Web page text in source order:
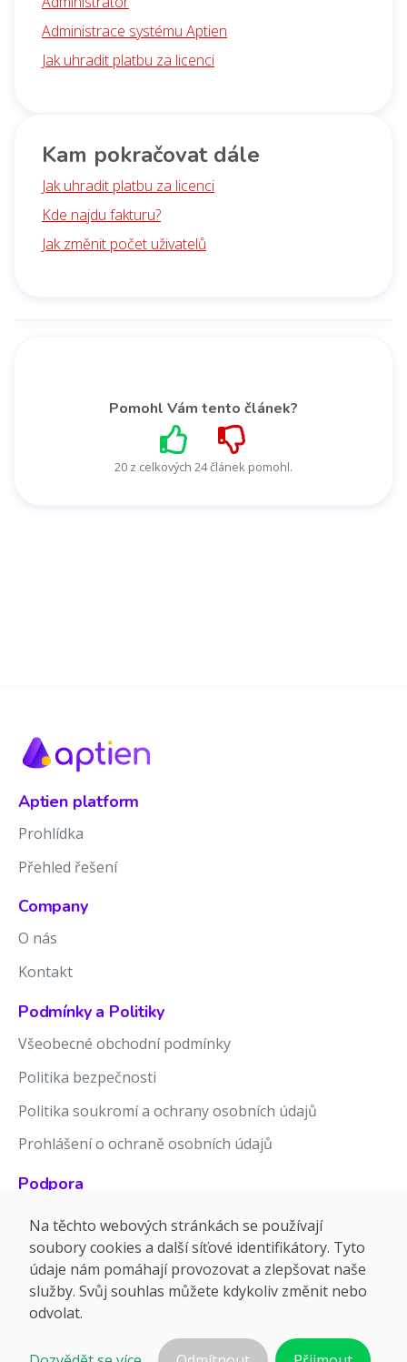
Pomohl Vám tento článek?
20 z celkových 24 článek pomohl.
Administrace systému Aptien
Jak uhradit platbu za licenci
Kam pokračovat dále
Jak uhradit platbu za licenci
Kde najdu fakturu?
Jak změnit počet uživatelů
Aptien platform
Prohlídka
Přehled řešení
Company
O nás
Kontakt
Podmínky a Politiky
Všeobecné obchodní podmínky
Politika bezpečnosti
Politika soukromí a ochrany osobních údajů
Prohlášení o ochraně osobních údajů
Podpora
Znalostní báze
Release notes
Na těchto webových stránkách se používají
soubory cookies a další síťové identifikátory. Tyto
údaje nám pomáhají provozovat a zlepšovat naše
služby. Svůj souhlas můžete kdykoliv změnit nebo
odvolat.